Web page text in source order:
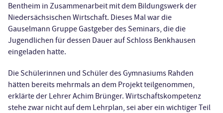
Bentheim in Zusammenarbeit mit dem Bildungswerk der
Niedersächsischen Wirtschaft. Dieses Mal war die
Gauselmann Gruppe Gastgeber des Seminars, die die
Jugendlichen für dessen Dauer auf Schloss Benkhausen
eingeladen hatte.
Die Schülerinnen und Schüler des Gymnasiums Rahden
hätten bereits mehrmals an dem Projekt teilgenommen,
erklärte der Lehrer Achim Brünger. Wirtschaftskompetenz
stehe zwar nicht auf dem Lehrplan, sei aber ein wichtiger Teil